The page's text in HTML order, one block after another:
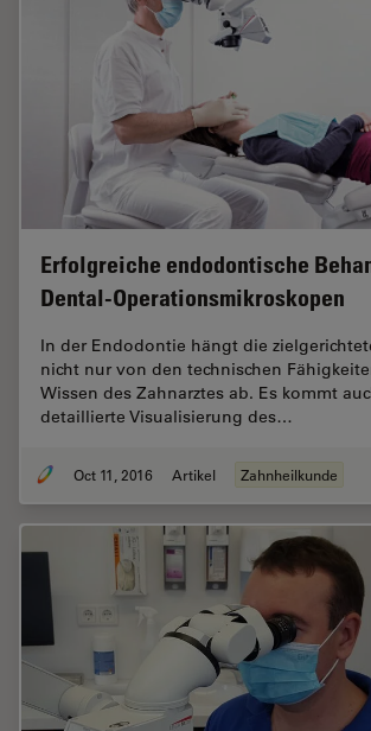
Erfolgreiche endodontische
Dental-Operationsmikroskopen
In der Endodontie hängt die
nicht nur von den technischen
Wissen des Zahnarztes ab. Es kommt
detaillierte Visualisierung des…
Oct 11, 2016 Artikel Zahnheilkunde